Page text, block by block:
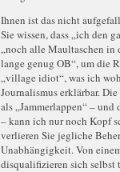
Ihnen ist das nicht
Sie wissen, dass „ich den
„noch alle Maultaschen in
lange genug OB“, um die
„village idiot“, was ich
Journalismus erklärbar.
als „Jammerlappen“ –
– kann ich nur noch Kopf
verlieren Sie jegliche
Unabhängigkeit. Von
disqualifizieren sich